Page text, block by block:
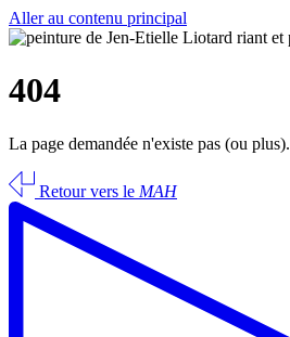
Aller au contenu principal
404
La page demandée n'existe pas (ou plus).
Retour vers le MAH